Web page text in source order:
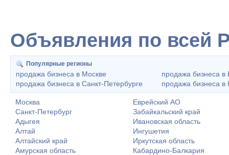
Объявления по всей
Популярные регионы
продажа бизнеса в Москве
продажа бизнеса в Санкт-Петербурге
продажа бизнеса в
продажа бизнеса в
Москва
Санкт-Петербург
Адыгея
Алтай
Алтайский край
Амурская область
Еврейский АО
Забайкальский край
Ивановская область
Ингушетия
Иркутская область
Кабардино-Балкария